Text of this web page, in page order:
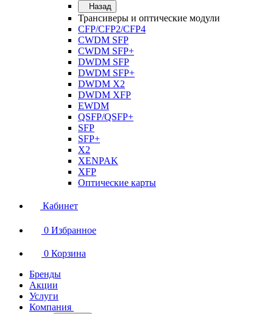
Назад
Трансиверы и оптические модули
CFP/CFP2/CFP4
CWDM SFP
CWDM SFP+
DWDM SFP
DWDM SFP+
DWDM X2
DWDM XFP
EWDM
QSFP/QSFP+
SFP
SFP+
X2
XENPAK
XFP
Оптические карты
Кабинет
0 Избранное
0 Корзина
Бренды
Акции
Услуги
Компания